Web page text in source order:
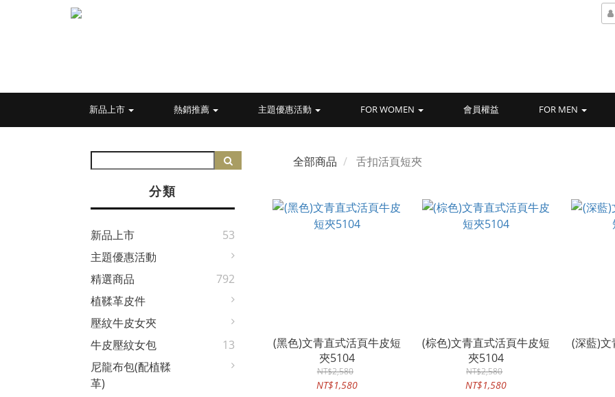
新品上市 熱銷推薦 主題優惠活動 FOR WOMEN 會員權益 FOR MEN
分類
新品上市
53
主題優惠活動
精選商品
792
植鞣革皮件
壓紋牛皮女夾
牛皮壓紋女包
13
尼龍布包(配植鞣
革)
全部商品 舌扣活頁短夾
(黑色)文青直式活頁牛皮短
夾5104
NT$2,580
NT$1,580
(棕色)文青直式活頁牛皮短
夾5104
NT$2,580
NT$1,580
(深藍)文